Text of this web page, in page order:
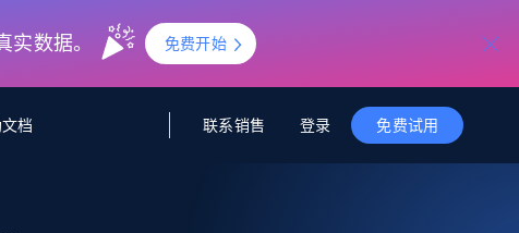
数据。 免费开始
档 登录
联系销售 免费试用